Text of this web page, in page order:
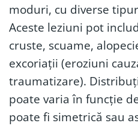
moduri, cu diverse
Aceste leziuni pot
cruste, scuame,
excoriații (eroziuni
traumatizare).
poate varia în funcție
poate fi simetrică sau